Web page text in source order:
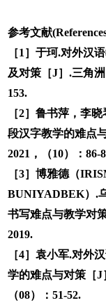
参考文献
［1］于珂.对外汉
及对策［J］.三角
153.
［2］鲁书萍，李
段汉字教学的难点
2021，（10）：86-
［3］博雅德（
BUNIYADBEK）.
书写难点与教学对
2019.
［4］袁小军.对外
学的难点与对策［J
（08）：51-52.